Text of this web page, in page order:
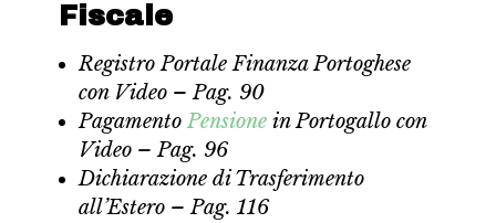
Fiscale
Registro Portale Finanza Portoghese
con Video – Pag. 90
PagamentoPensionein Portogallo con
Video – Pag. 96
Dichiarazione di Trasferimento
all’Estero – Pag. 116